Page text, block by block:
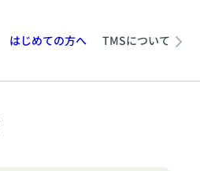
はじめての方へ TMSについて